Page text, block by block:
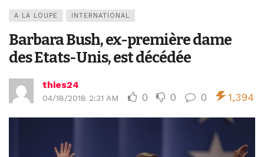
A LA LOUPE INTERNATIONAL
Barbara Bush, ex-première dame
des Etats-Unis, est décédée
thies24
04/18/2018 2:31 AM 0 0 0 1,394